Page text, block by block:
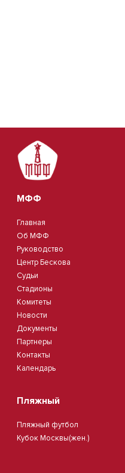
МФФ
Главная
Об МФФ
Руководство
Центр Бескова
Судьи
Стадионы
Комитеты
Новости
Документы
Партнеры
Контакты
Календарь
Пляжный
Пляжный футбол
Кубок Москвы(жен.)